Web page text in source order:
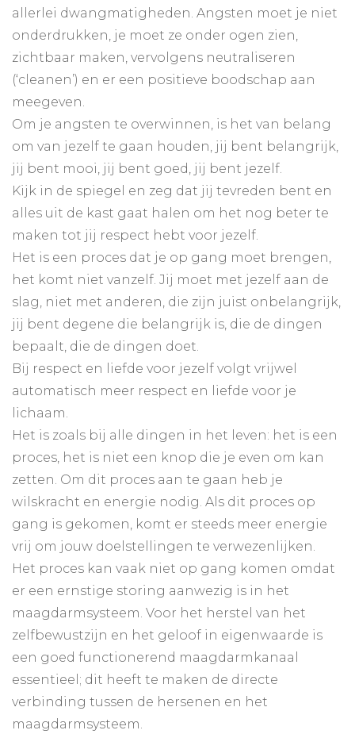
allerlei dwangmatigheden. Angsten moet je niet
onderdrukken, je moet ze onder ogen zien,
zichtbaar maken, vervolgens neutraliseren
(‘cleanen’) en er een positieve boodschap aan
meegeven.
Om je angsten te overwinnen, is het van belang
om van jezelf te gaan houden, jij bent belangrijk,
jij bent mooi, jij bent goed, jij bent jezelf.
Kijk in de spiegel en zeg dat jij tevreden bent en
alles uit de kast gaat halen om het nog beter te
maken tot jij respect hebt voor jezelf.
Het is een proces dat je op gang moet brengen,
het komt niet vanzelf. Jij moet met jezelf aan de
slag, niet met anderen, die zijn juist onbelangrijk,
jij bent degene die belangrijk is, die de dingen
bepaalt, die de dingen doet.
Bij respect en liefde voor jezelf volgt vrijwel
automatisch meer respect en liefde voor je
lichaam.
Het is zoals bij alle dingen in het leven: het is een
proces, het is niet een knop die je even om kan
zetten. Om dit proces aan te gaan heb je
wilskracht en energie nodig. Als dit proces op
gang is gekomen, komt er steeds meer energie
vrij om jouw doelstellingen te verwezenlijken.
Het proces kan vaak niet op gang komen omdat
er een ernstige storing aanwezig is in het
maagdarmsysteem. Voor het herstel van het
zelfbewustzijn en het geloof in eigenwaarde is
een goed functionerend maagdarmkanaal
essentieel; dit heeft te maken de directe
verbinding tussen de hersenen en het
maagdarmsysteem.